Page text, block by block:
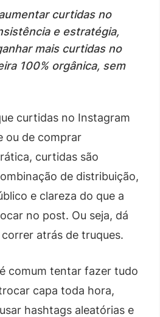
curtidas no
e estratégia,
mais curtidas no
100% orgânica, sem
curtidas no Instagram
ou de comprar
curtidas são
de distribuição,
e clareza do que a
no post. Ou seja, dá
atrás de truques.
comum tentar fazer tudo
capa toda hora,
hashtags aleatórias e